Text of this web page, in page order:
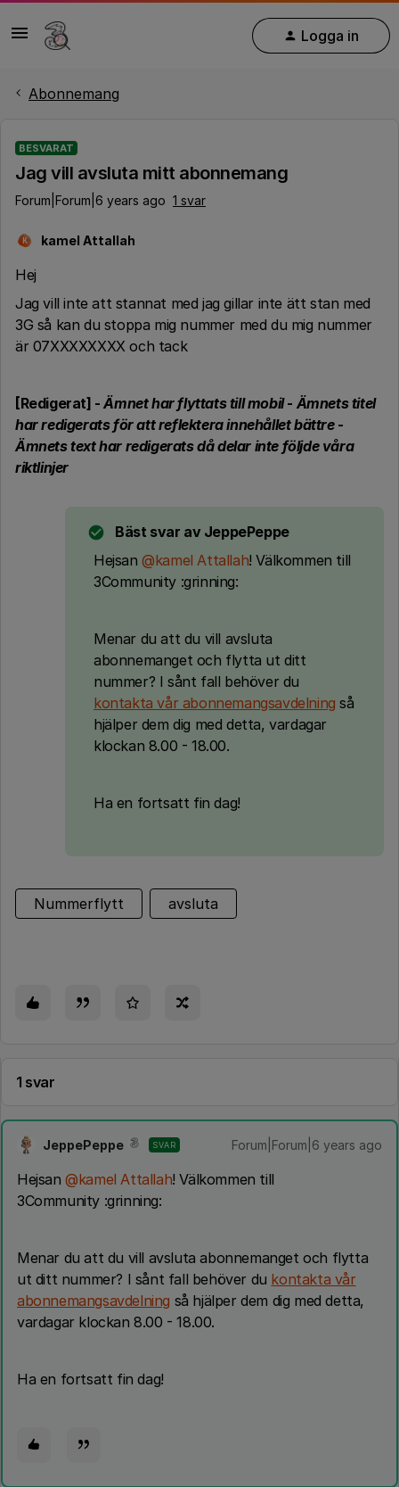
Logga in
Abonnemang
BESVARAT
Jag vill avsluta mitt abonnemang
Forum|Forum|6 years ago 1 svar
K kamel Attallah
Hej
Jag vill inte att stannat med jag gillar inte ätt stan med
3G så kan du stoppa mig nummer med du mig nummer
är 07XXXXXXXX och tack
[Redigerat] -Ämnet har flyttats till mobil- Ämnets titel
har redigerats för att reflektera innehållet bättre-
Ämnets text har redigerats då delar inte följde våra
riktlinjer
Bäst svar av JeppePeppe
Hejsan@kamel Attallah! Välkommen till
3Community :grinning:
Menar du att du vill avsluta
abonnemanget och flytta ut ditt
nummer? I sånt fall behöver du
kontakta vår abonnemangsavdelning så
hjälper dem dig med detta, vardagar
klockan 8.00 - 18.00.
Ha en fortsatt fin dag!
Nummerflytt avsluta
1 svar
JeppePeppe SVAR Forum|Forum|6 years ago
Hejsan@kamel Attallah! Välkommen till
3Community :grinning:
Menar du att du vill avsluta abonnemanget och flytta
ut ditt nummer? I sånt fall behöver du kontakta vår
abonnemangsavdelning så hjälper dem dig med detta,
vardagar klockan 8.00 - 18.00.
Ha en fortsatt fin dag!